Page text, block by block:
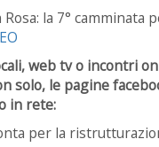
la 7° camminata
web tv o incontri
solo, le pagine
in rete:
per la